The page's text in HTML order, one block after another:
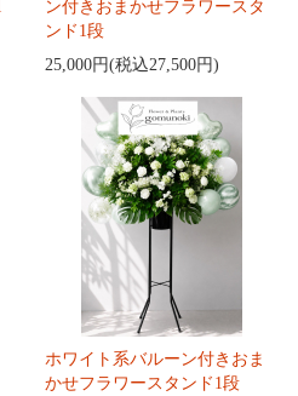
ン付きおまかせフラワースタ
ンド1段
25,000円(税込27,500円)
ホワイト系バルーン付きおま
かせフラワースタンド1段